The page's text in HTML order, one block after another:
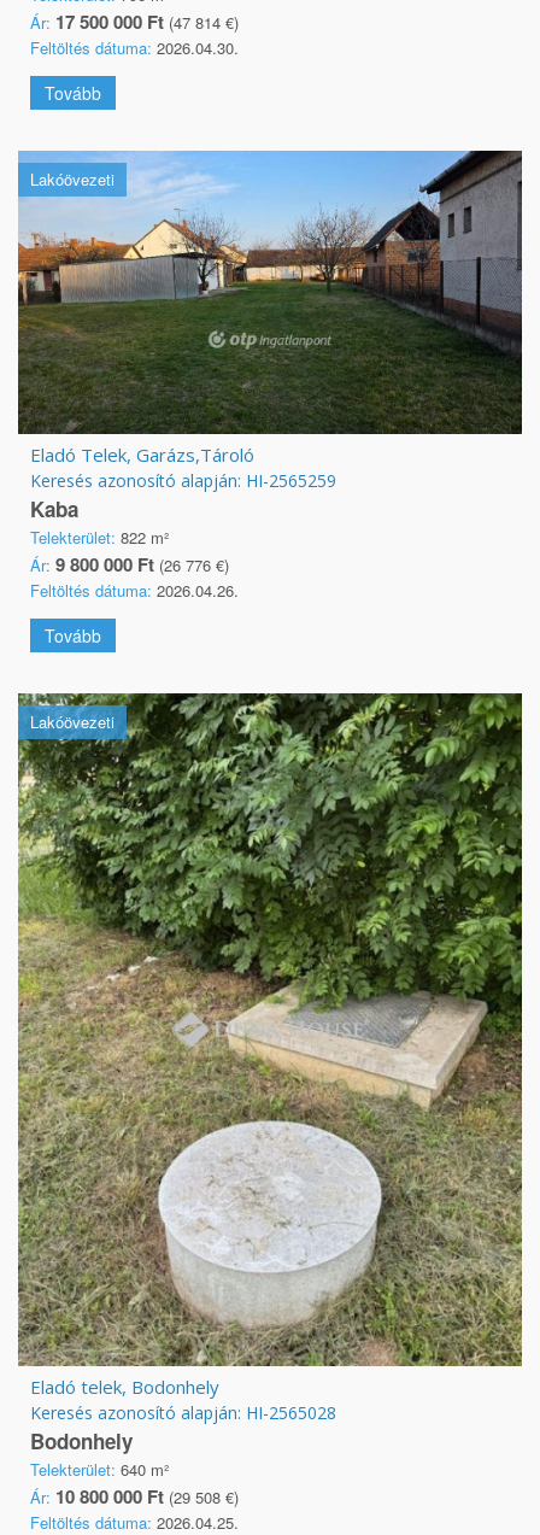
Ár: 17 500 000 Ft (47 814 €)
Feltöltés dátuma: 2026.04.30.
Tovább
Lakóövezeti
Eladó Telek, Garázs,Tároló
Keresés azonosító alapján: HI-2565259
Kaba
Telekterület: 822 m²
Ár: 9 800 000 Ft (26 776 €)
Feltöltés dátuma: 2026.04.26.
Tovább
Lakóövezeti
Eladó telek, Bodonhely
Keresés azonosító alapján: HI-2565028
Bodonhely
Telekterület: 640 m²
Ár: 10 800 000 Ft (29 508 €)
Feltöltés dátuma: 2026.04.25.